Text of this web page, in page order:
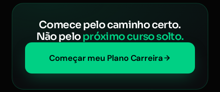
Comece pelo caminho certo.
Não pelopróximo curso solto.
Começar meu Plano Carreira